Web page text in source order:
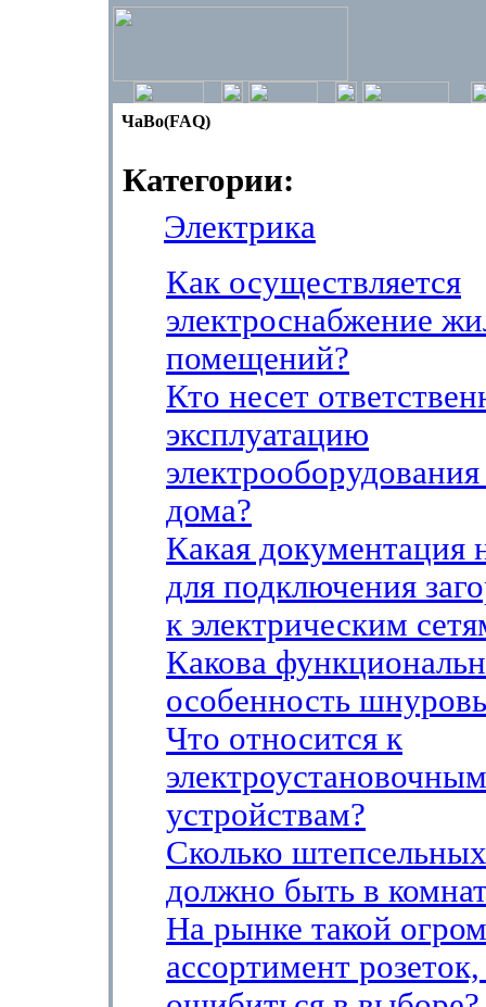
ЧаВо(FAQ)
Категории:
Электрика
Как осуществляется
электроснабжение
помещений?
Кто несет
эксплуатацию
дома?
Какая документация
для подключения
к электрическим
Какова
особенность
Что относится к
электроустановочным
устройствам?
Сколько
должно быть в
На рынке такой
ассортимент